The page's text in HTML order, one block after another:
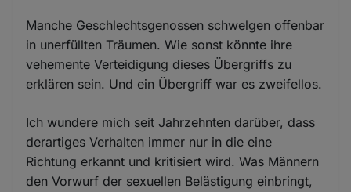
Manche Geschlechtsgenossen schwelgen offenbar
in unerfüllten Träumen. Wie sonst könnte ihre
vehemente Verteidigung dieses Übergriffs zu
erklären sein. Und ein Übergriff war es zweifellos.
Ich wundere mich seit Jahrzehnten darüber, dass
derartiges Verhalten immer nur in die eine
Richtung erkannt und kritisiert wird. Was Männern
den Vorwurf der sexuellen Belästigung einbringt,